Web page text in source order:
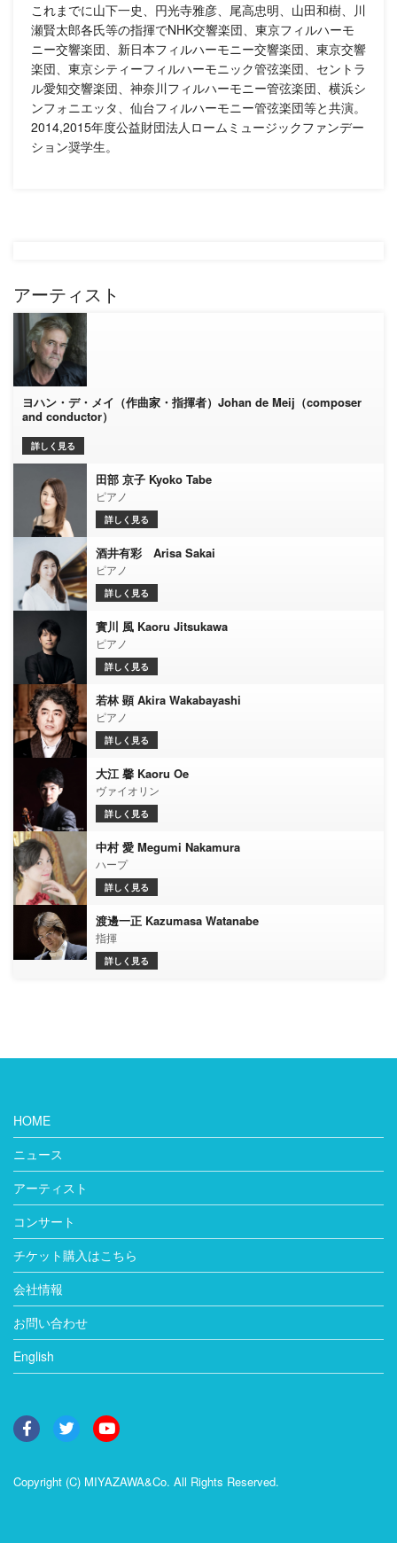
これまでに山下一史、円光寺雅彦、尾高忠明、山田和樹、川
瀬賢太郎各氏等の指揮でNHK交響楽団、東京フィルハーモ
ニー交響楽団、新日本フィルハーモニー交響楽団、東京交響
楽団、東京シティーフィルハーモニック管弦楽団、セントラ
ル愛知交響楽団、神奈川フィルハーモニー管弦楽団、横浜シ
ンフォニエッタ、仙台フィルハーモニー管弦楽団等と共演。
2014,2015年度公益財団法人ロームミュージックファンデー
ション奨学生。
アーティスト
ヨハン・デ・メイ（作曲家・指揮者）Johan de Meij（composer
and conductor）
詳しく見る
田部 京子 Kyoko Tabe
ピアノ
詳しく見る
酒井有彩 Arisa Sakai
ピアノ
詳しく見る
實川 風 Kaoru Jitsukawa
ピアノ
詳しく見る
若林 顕 Akira Wakabayashi
ピアノ
詳しく見る
大江 馨 Kaoru Oe
ヴァイオリン
詳しく見る
中村 愛 Megumi Nakamura
ハープ
詳しく見る
渡邊一正 Kazumasa Watanabe
指揮
詳しく見る
HOME
ニュース
アーティスト
コンサート
チケット購入はこちら
会社情報
お問い合わせ
English
Copyright (C) MIYAZAWA&Co. All Rights Reserved.